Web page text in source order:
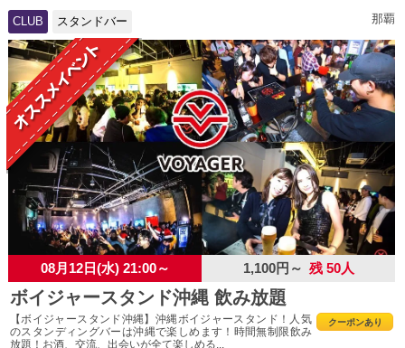
CLUB スタンドバー 那覇
08月12日(水) 21:00～ 1,100円～ 残 50人
ボイジャースタンド沖縄 飲み放題
クーポンあり
【ボイジャースタンド沖縄】沖縄ボイジャースタンド！人気
のスタンディングバーは沖縄で楽しめます！時間無制限飲み
放題！お酒、交流、出会いが全て楽しめる...